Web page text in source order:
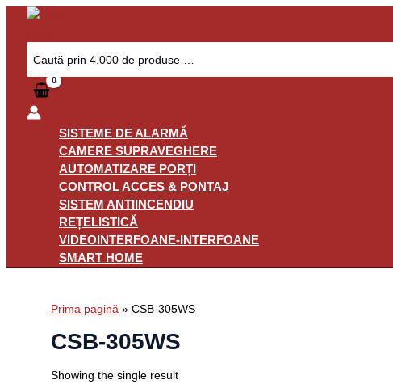
Skip
content
Search
for:
SISTEME DE ALARMĂ
CAMERE SUPRAVEGHERE
AUTOMATIZARE PORȚI
CONTROL ACCES & PONTAJ
SISTEM ANTIINCENDIU
REȚELISTICĂ
VIDEOINTERFOANE-INTERFOANE
SMART HOME
Prima pagină » CSB-305WS
CSB-305WS
Showing the single result